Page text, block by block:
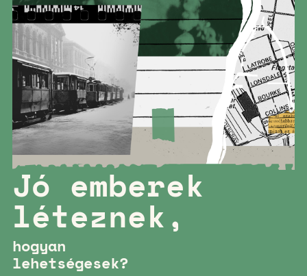
Jó emberek
léteznek,
hogyan
lehetségesek?